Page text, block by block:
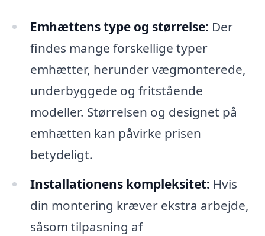
Emhættens type og størrelse: Der
findes mange forskellige typer
emhætter, herunder vægmonterede,
underbyggede og fritstående
modeller. Størrelsen og designet på
emhætten kan påvirke prisen
betydeligt.
Installationens kompleksitet: Hvis
din montering kræver ekstra arbejde,
såsom tilpasning af